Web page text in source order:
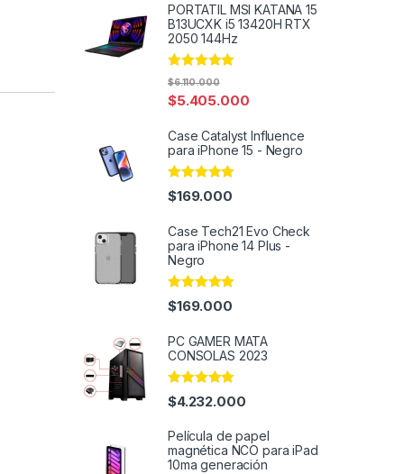
PORTATIL MSI KATANA 15
B13UCXK i5 13420H RTX
2050 144Hz
Rated5.00
out of 5
$5.405.000
$6.110.000
Case Catalyst Influence
para iPhone 15 - Negro
Rated 4.86
out of 5
$169.000
Case Tech21 Evo Check
para iPhone 14 Plus -
Negro
Rated 4.91
out of 5
$169.000
PC GAMER MATA
CONSOLAS 2023
Rated5.00
out of 5
$4.232.000
Película de papel
magnética NCO para iPad
10ma generación